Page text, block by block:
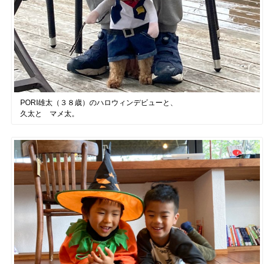
PORI雄太（３８歳）のハロウィンデビューと、
久太と マメ太。